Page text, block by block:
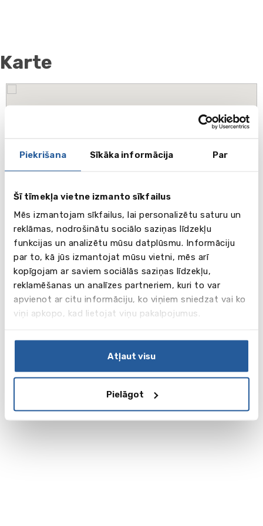
Piekrišana Sīkāka informācija Par
Šī tīmekļa vietne izmanto sīkfailus
Mēs izmantojam sīkfailus, lai personalizētu saturu un
reklāmas, nodrošinātu sociālo saziņas līdzekļu
funkcijas un analizētu mūsu datplūsmu. Informāciju
par to, kā jūs izmantojat mūsu vietni, mēs arī
kopīgojam ar saviem sociālās saziņas līdzekļu,
reklamēšanas un analīzes partneriem, kuri to var
apvienot ar citu informāciju, ko viņiem sniedzat vai ko
viņi apkopo, kad lietojat viņu pakalpojumus.
Atļaut visu
Pielāgot
Karte